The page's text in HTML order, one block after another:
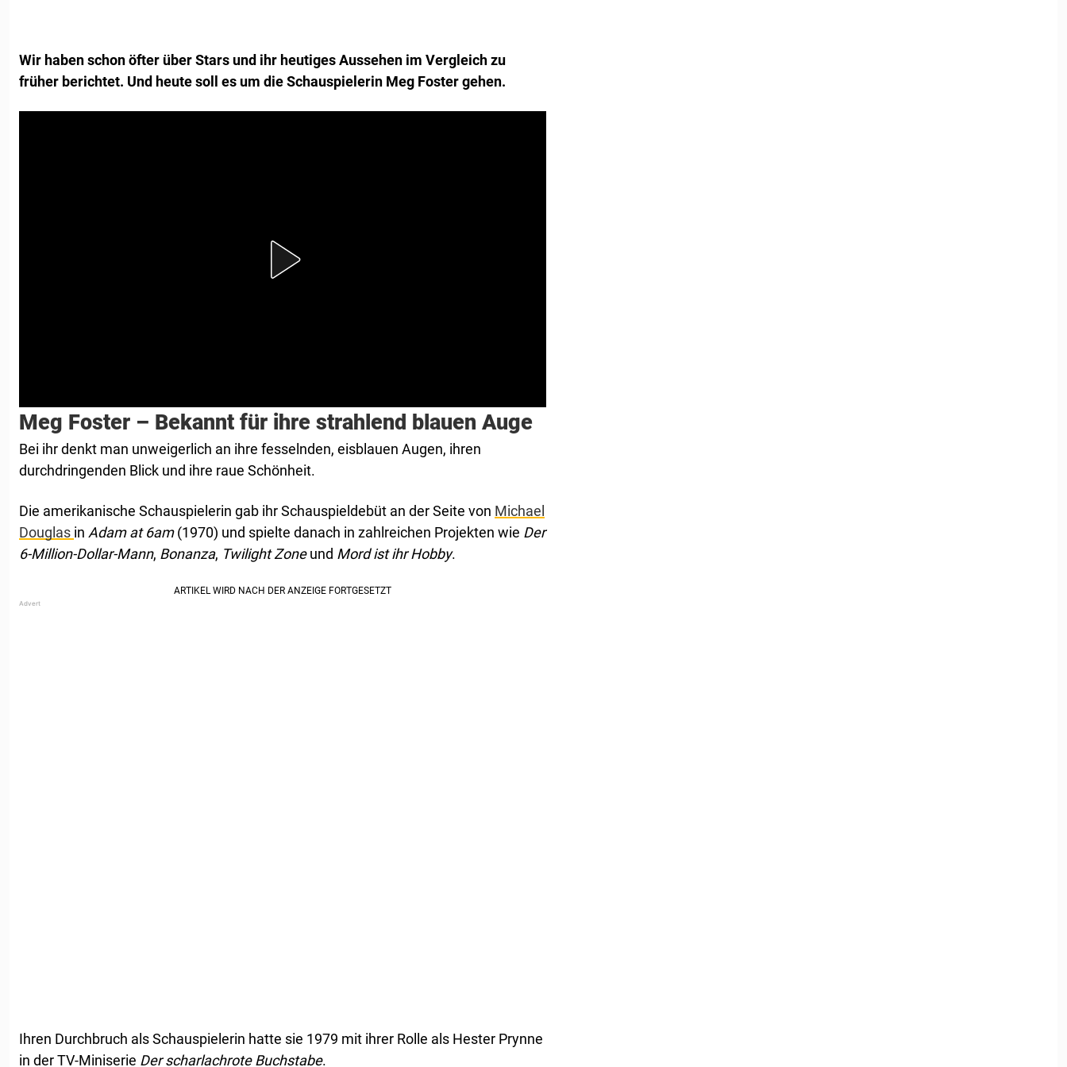
Wir haben schon öfter über Stars und ihr heutiges Aussehen im Vergleich zu
früher berichtet. Und heute soll es um die Schauspielerin Meg Foster gehen.
Meg Foster – Bekannt für ihre strahlend blauen Auge
Bei ihr denkt man unweigerlich an ihre fesselnden, eisblauen Augen, ihren
durchdringenden Blick und ihre raue Schönheit.
Die amerikanische Schauspielerin gab ihr Schauspieldebüt an der Seite von Michael
Douglas in Adam at 6am(1970) und spielte danach in zahlreichen Projekten wie Der
6-Million-Dollar-Mann, Bonanza, Twilight Zoneund Mord ist ihr Hobby.
Ihren Durchbruch als Schauspielerin hatte sie 1979 mit ihrer Rolle als Hester Prynne
in der TV-Miniserie Der scharlachrote Buchstabe.